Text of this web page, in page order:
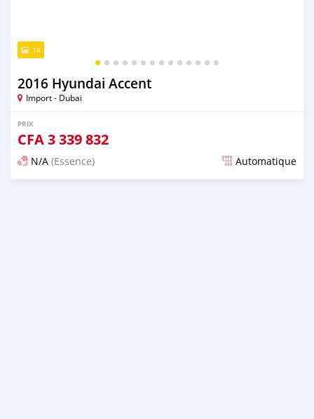
14
2016 Hyundai Accent
Import - Dubai
PRIX
CFA3 339 832
N/A (Essence) Automatique